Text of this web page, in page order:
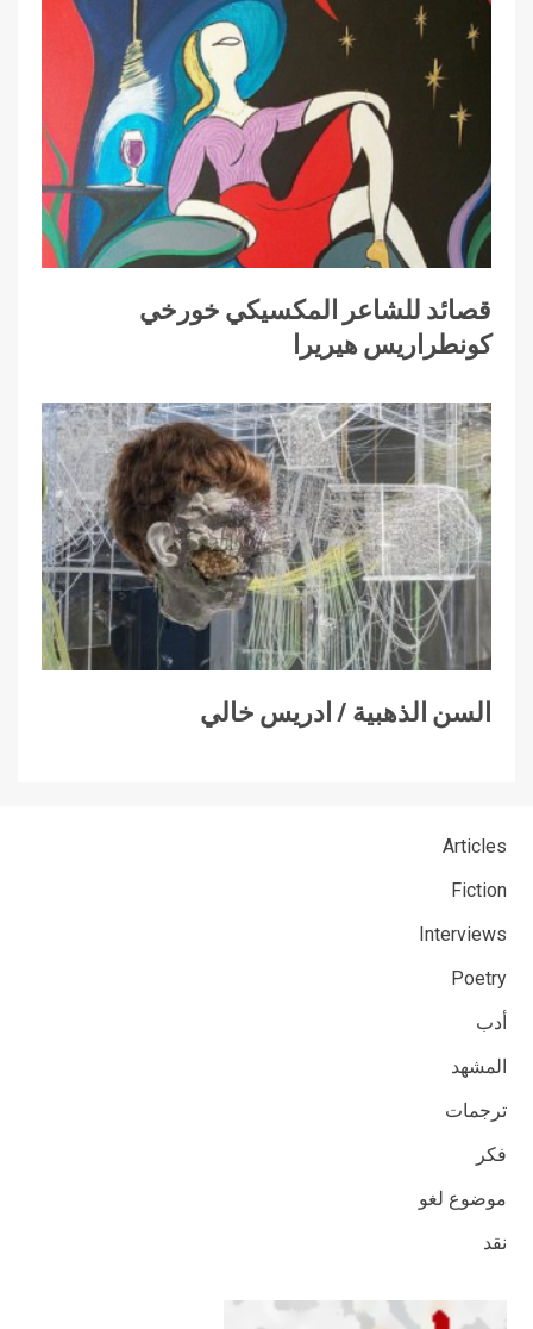
قصائد للشاعر المكسيكي خورخي
كونطراريس هيريرا
السن الذهبية / ادريس خالي
Articles
Fiction
Interviews
Poetry
أدب
المشهد
ترجمات
فكر
موضوع لغو
نقد